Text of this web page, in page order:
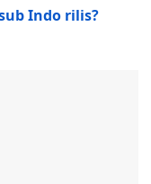
Indo rilis?